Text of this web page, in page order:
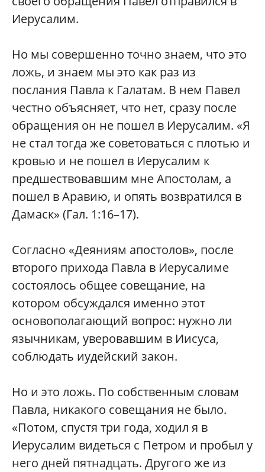
Иерусалим.
Но мы совершенно точно знаем, что это
ложь, и знаем мы это как раз из
послания Павла к Галатам. В нем Павел
честно объясняет, что нет, сразу после
обращения он не пошел в Иерусалим. «Я
не стал тогда же советоваться с плотью и
кровью и не пошел в Иерусалим к
предшествовавшим мне Апостолам, а
пошел в Аравию, и опять возвратился в
Дамаск» (Гал. 1:16–17).
Согласно «Деяниям апостолов», после
второго прихода Павла в Иерусалиме
состоялось общее совещание, на
котором обсуждался именно этот
основополагающий вопрос: нужно ли
язычникам, уверовавшим в Иисуса,
соблюдать иудейский закон.
Но и это ложь. По собственным словам
Павла, никакого совещания не было.
«Потом, спустя три года, ходил я в
Иерусалим видеться с Петром и пробыл у
него дней пятнадцать. Другого же из